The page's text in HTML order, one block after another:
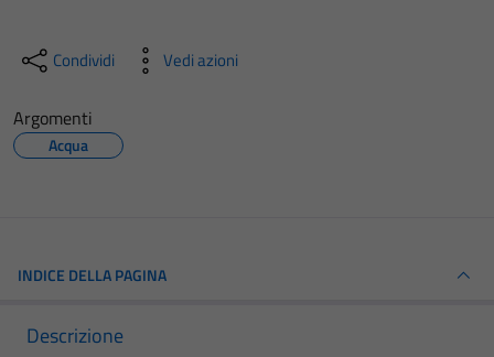
Condividi Vedi azioni
Argomenti
Acqua
INDICE DELLA PAGINA
Descrizione